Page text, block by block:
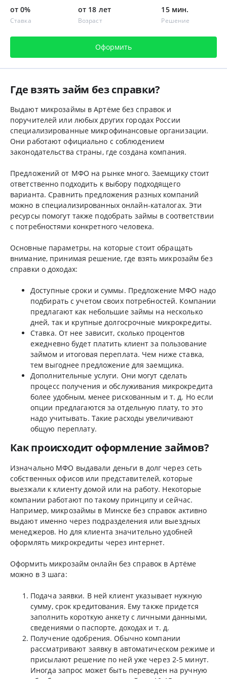
от 0%
Ставка
от 18 лет
Возраст
15 мин.
Решение
Оформить
Где взять займ без справки?
Выдают микрозаймы в Артёме без справок и
поручителей или любых других городах России
специализированные микрофинансовые организации.
Они работают официально с соблюдением
законодательства страны, где создана компания.
Предложений от МФО на рынке много. Заемщику стоит
ответственно подходить к выбору подходящего
варианта. Сравнить предложения разных компаний
можно в специализированных онлайн-каталогах. Эти
ресурсы помогут также подобрать займы в соответствии
с потребностями конкретного человека.
Основные параметры, на которые стоит обращать
внимание, принимая решение, где взять микрозайм без
справки о доходах:
Доступные сроки и суммы. Предложение МФО надо
подбирать с учетом своих потребностей. Компании
предлагают как небольшие займы на несколько
дней, так и крупные долгосрочные микрокредиты.
Ставка. От нее зависит, сколько процентов
ежедневно будет платить клиент за пользование
займом и итоговая переплата. Чем ниже ставка,
тем выгоднее предложение для заемщика.
Дополнительные услуги. Они могут сделать
процесс получения и обслуживания микрокредита
более удобным, менее рискованным и т. д. Но если
опции предлагаются за отдельную плату, то это
надо учитывать. Такие расходы увеличивают
общую переплату.
Как происходит оформление займов?
Изначально МФО выдавали деньги в долг через сеть
собственных офисов или представителей, которые
выезжали к клиенту домой или на работу. Некоторые
компании работают по такому принципу и сейчас.
Например, микрозаймы в Минске без справок активно
выдают именно через подразделения или выездных
менеджеров. Но для клиента значительно удобней
оформлять микрокредиты через интернет.
Оформить микрозайм онлайн без справок в Артёме
можно в 3 шага:
Подача заявки. В ней клиент указывает нужную
сумму, срок кредитования. Ему также придется
заполнить короткую анкету с личными данными,
сведениями о паспорте, доходах и т. д.
Получение одобрения. Обычно компании
рассматривают заявку в автоматическом режиме и
присылают решение по ней уже через 2-5 минут.
Иногда запрос может быть переведен на ручную